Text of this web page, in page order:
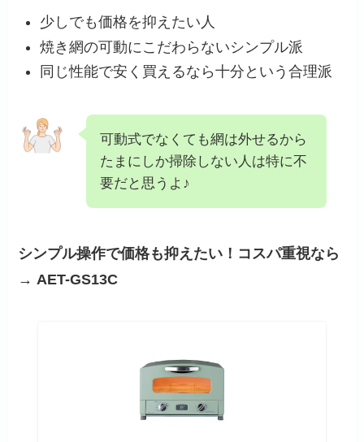
少しでも価格を抑えたい人
焼き網の可動にこだわらないシンプル派
同じ性能で安く買えるなら十分という合理派
可動式でなくても網は外せるから
たまにしか掃除しない人は特に不
要だと思うよ♪
シンプル操作で価格も抑えたい！コスパ重視なら
→ AET-GS13C